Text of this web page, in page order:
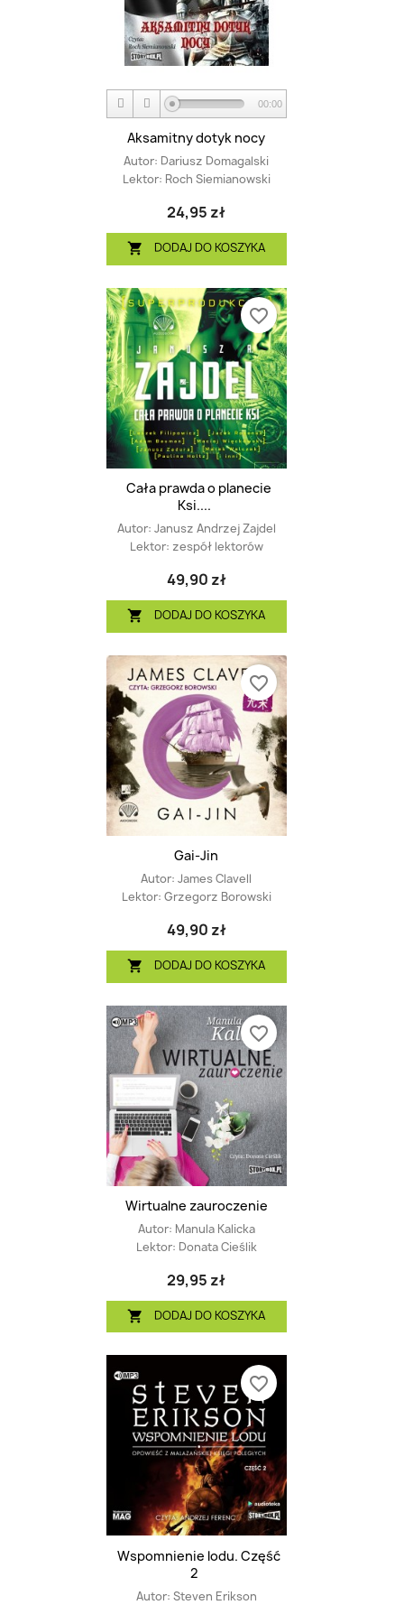
00:00
Aksamitny dotyk nocy
Autor: Dariusz Domagalski
Lektor: Roch Siemianowski
24,95 zł
 DODAJ DO KOSZYKA
Cała prawda o planecie
Ksi....
Autor: Janusz Andrzej Zajdel
Lektor: zespół lektorów
49,90 zł
 DODAJ DO KOSZYKA
favorite_border
Gai-Jin
Autor: James Clavell
Lektor: Grzegorz Borowski
49,90 zł
 DODAJ DO KOSZYKA
favorite_border
Wirtualne zauroczenie
Autor: Manula Kalicka
Lektor: Donata Cieślik
29,95 zł
 DODAJ DO KOSZYKA
favorite_border
Wspomnienie lodu. Część
2
Autor: Steven Erikson
favorite_border